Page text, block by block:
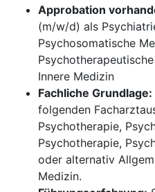
Approbation
(m/w/d) als
Psychosomatische
Innere Medizin
Fachliche Grundlage:
folgenden
Psychotherapie,
Psychotherapie,
oder alternativ
Medizin.